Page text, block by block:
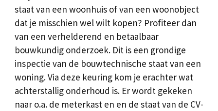
staat van een woonhuis of van een woonobject
dat je misschien wel wilt kopen? Profiteer dan
van een verhelderend en betaalbaar
bouwkundig onderzoek. Dit is een grondige
inspectie van de bouwtechnische staat van een
woning. Via deze keuring kom je erachter wat
achterstallig onderhoud is. Er wordt gekeken
naar o.a. de meterkast en en de staat van de CV-